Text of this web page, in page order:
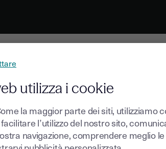
utilizza i cookie
la maggior parte dei siti, utilizziamo
l’utilizzo del nostro sito,
navigazione, comprendere meglio le